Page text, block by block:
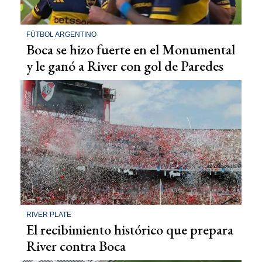
FÚTBOL ARGENTINO
Boca se hizo fuerte en el Monumental
y le ganó a River con gol de Paredes
RIVER PLATE
El recibimiento histórico que prepara
River contra Boca